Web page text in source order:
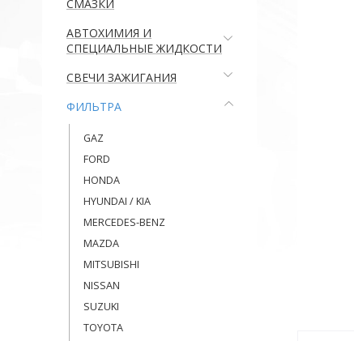
СМАЗКИ
АВТОХИМИЯ И
СПЕЦИАЛЬНЫЕ ЖИДКОСТИ
СВЕЧИ ЗАЖИГАНИЯ
ФИЛЬТРА
GAZ
FORD
HONDA
HYUNDAI / KIA
MERCEDES-BENZ
MAZDA
MITSUBISHI
NISSAN
SUZUKI
TOYOTA